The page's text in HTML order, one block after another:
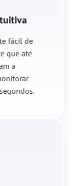
fácil de
que até
a